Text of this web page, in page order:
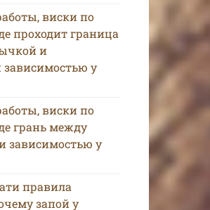
виски по
проходит граница
и
зависимостью у
виски по
грань между
зависимостью у
правила
запой у